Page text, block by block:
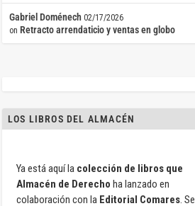
Gabriel Doménech 02/17/2026
on Retracto arrendaticio y ventas en globo
LOS LIBROS DEL ALMACÉN
Ya está aquí la colección de libros que
Almacén de Derecho ha lanzado en
colaboración con la Editorial Comares. Se